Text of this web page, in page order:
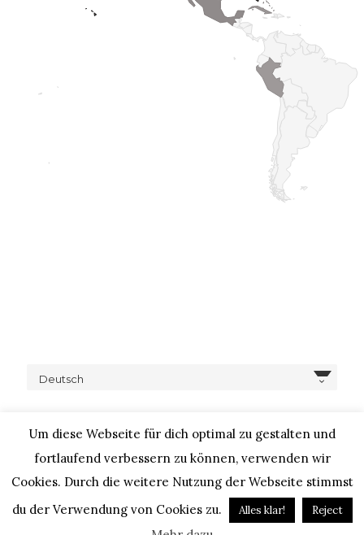
Deutsch
COPYRIGHT © 2020 – IHEARTALICE.COM / TRAVEL,
LIFESTYLE, FOOD & FASHIONBLOG BY ALICE M. HUYNH / ALL
RIGHTS RESERVED / DESIGN BY BLOGGER-BERATUNG
Um diese Webseite für dich optimal zu gestalten und
fortlaufend verbessern zu können, verwenden wir
Cookies. Durch die weitere Nutzung der Webseite stimmst
du der Verwendung von Cookies zu.
Alles klar! Reject